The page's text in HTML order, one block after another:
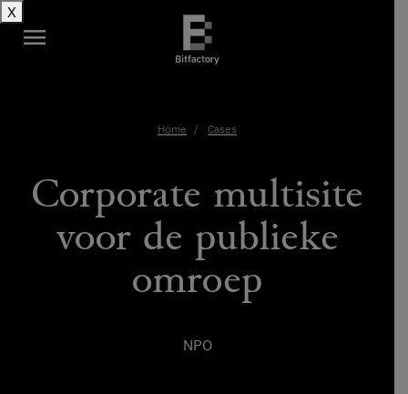
menu
Home Cases
Corporate multisite
voor de publieke
omroep
NPO
X